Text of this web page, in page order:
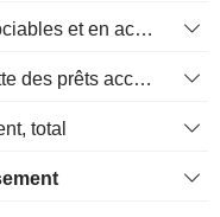
Investissements en titres négociables et en actions, total
(Augmentation) diminution nette des prêts accordés / vendus - Investissements
total